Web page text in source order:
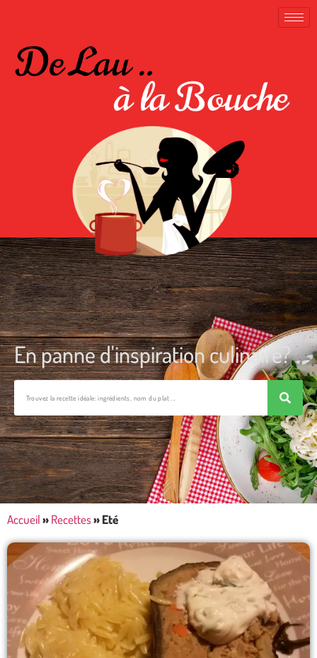
En panne d'inspiration culinaire?
Accueil»Recettes»Eté